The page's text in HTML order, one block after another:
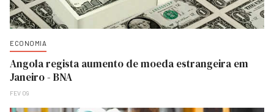
ECONOMIA
Angola regista aumento de moeda estrangeira em
Janeiro - BNA
FEV 09